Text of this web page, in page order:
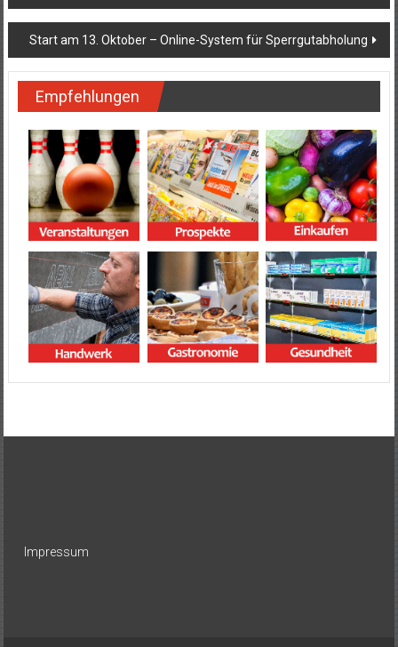
Start am 13. Oktober – Online-System für Sperrgutabholung
Empfehlungen
Impressum